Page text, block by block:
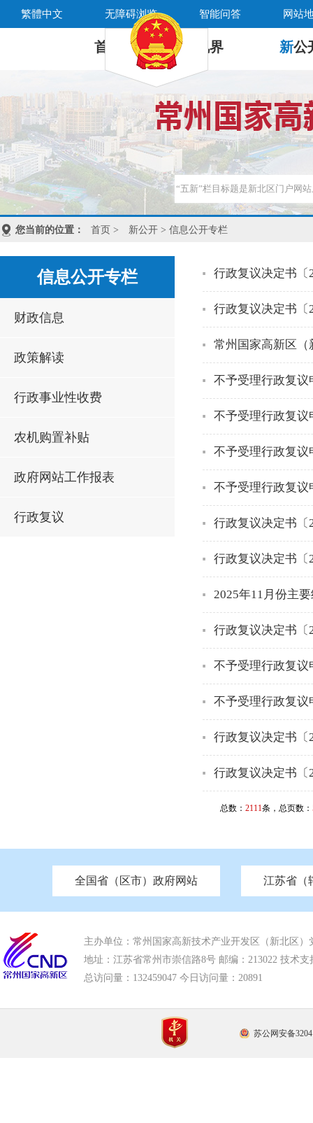
繁體中文 无障碍浏览 智能问答 网站
首 页 新 视界 新公
您当前的位置： 首页 > 新公开 > 信息公开专栏
信息公开专栏
财政信息
政策解读
行政事业性收费
农机购置补贴
政府网站工作报表
行政复议
行政复议决定书〔
行政复议决定书〔
常州国家高新区（
不予受理行政复议
不予受理行政复议
不予受理行政复议
不予受理行政复议
行政复议决定书〔
行政复议决定书〔
2025年11月份主
行政复议决定书〔
不予受理行政复议
不予受理行政复议
行政复议决定书〔
行政复议决定书〔
总数： 2111条，总页数：
全国省（区市）政府网站
北京 天津 重庆 河南 河北 山西
江苏省（
中国江苏 南京市政府 苏州市政府 无锡
市发改委 市工信局 市教育局 市科技局 市
市应急管理局 市审计局 市外事办 市生态
主办单位：常州国家高新技术产业开发区（新北区）
地址：江苏省常州市崇信路8号 邮编：213022 技术支
总访问量： 132459047 今日访问量： 20891
苏公网安备